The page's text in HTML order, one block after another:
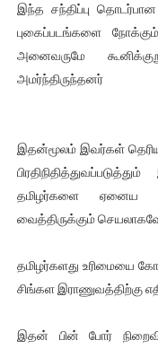
இந்த சந்திப்பு
புகைப்படங்களை
அனைவருமே
அமர்ந்திருந்தனர்
இதன்மூலம் இவர்கள்
தமிழர்களை ஏனைய
வைத்திருக்கும்
தமிழர்களது உரிமையை
சிங்கள இராணுவத்திற்கு
இதன் பின் போர்